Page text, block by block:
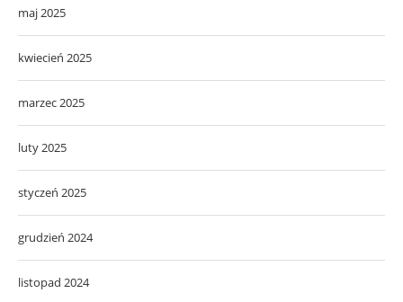
maj 2025
kwiecień 2025
marzec 2025
luty 2025
styczeń 2025
grudzień 2024
listopad 2024